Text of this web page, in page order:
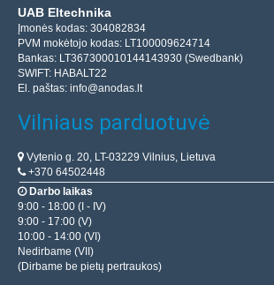
UAB Eltechnika
Įmonės kodas: 304082834
PVM mokėtojo kodas: LT100009624714
Bankas: LT367300010144143930 (Swedbank)
SWIFT: HABALT22
El. paštas: info@anodas.lt
Vilniaus parduotuvė
Vytenio g. 20, LT-03229 Vilnius, Lietuva
+370 64502448
Darbo laikas
9:00 - 18:00 (I - IV)
9:00 - 17:00 (V)
10:00 - 14:00 (VI)
Nedirbame (VII)
(Dirbame be pietų pertraukos)